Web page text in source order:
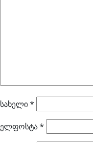
სახელი*
ელფოსტა*